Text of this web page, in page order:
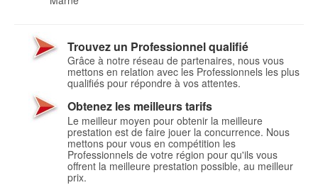
Trouvez un Professionnel qualifié
Grâce à notre réseau de partenaires, nous vous
mettons en relation avec les Professionnels les plus
qualifiés pour répondre à vos attentes.
Obtenez les meilleurs tarifs
Le meilleur moyen pour obtenir la meilleure
prestation est de faire jouer la concurrence. Nous
mettons pour vous en compétition les
Professionnels de votre région pour qu'ils vous
offrent la meilleure prestation possible, au meilleur
prix.